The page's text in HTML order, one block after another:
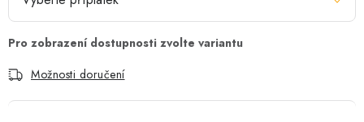
Možnosti doručení